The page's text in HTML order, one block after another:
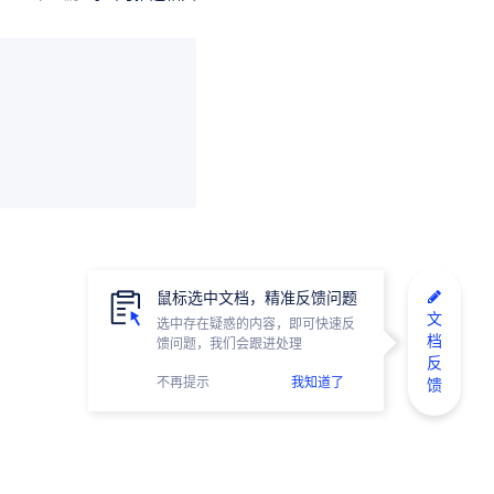
鼠标选中文档，精准反馈问题
选中存在疑惑的内容，即可快速反
馈问题，我们会跟进处理
不再提示 我知道了
文
档
反
馈